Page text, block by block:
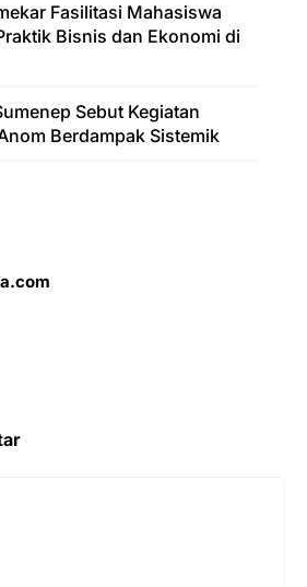
Fasilitasi Mahasiswa
Bisnis dan Ekonomi di
Sebut Kegiatan
Berdampak Sistemik